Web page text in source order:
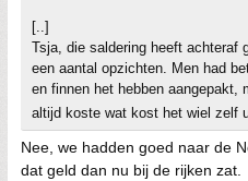
[..]
Tsja, die saldering heeft achteraf
een aantal opzichten. Men had
en finnen het hebben aangepakt,
altijd koste wat kost het wiel zelf
Nee, we hadden goed naar de
dat geld dan nu bij de rijken zat.